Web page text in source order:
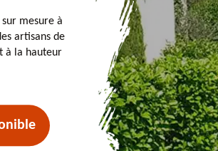
mesure à
artisans de
à la hauteur